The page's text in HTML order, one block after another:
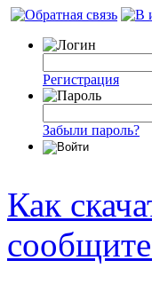
Регистрация
Забыли пароль?
Как